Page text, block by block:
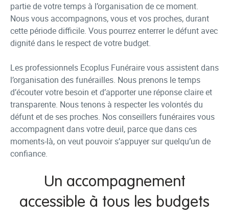
partie de votre temps à l’organisation de ce moment.
Nous vous accompagnons, vous et vos proches, durant
cette période difficile. Vous pourrez enterrer le défunt avec
dignité dans le respect de votre budget.
Les professionnels Ecoplus Funéraire vous assistent dans
l’organisation des funérailles. Nous prenons le temps
d’écouter votre besoin et d’apporter une réponse claire et
transparente. Nous tenons à respecter les volontés du
défunt et de ses proches. Nos conseillers funéraires vous
accompagnent dans votre deuil, parce que dans ces
moments-là, on veut pouvoir s’appuyer sur quelqu’un de
confiance.
Un accompagnement
accessible à tous les budgets